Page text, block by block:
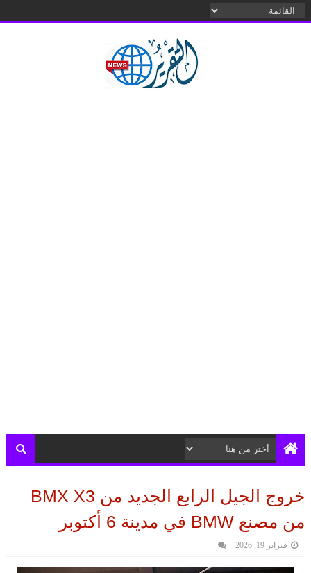
خروج الجيل الرابع الجديد من BMX X3
من مصنع BMW في مدينة 6 أكتوبر
فبراير 19, 2026